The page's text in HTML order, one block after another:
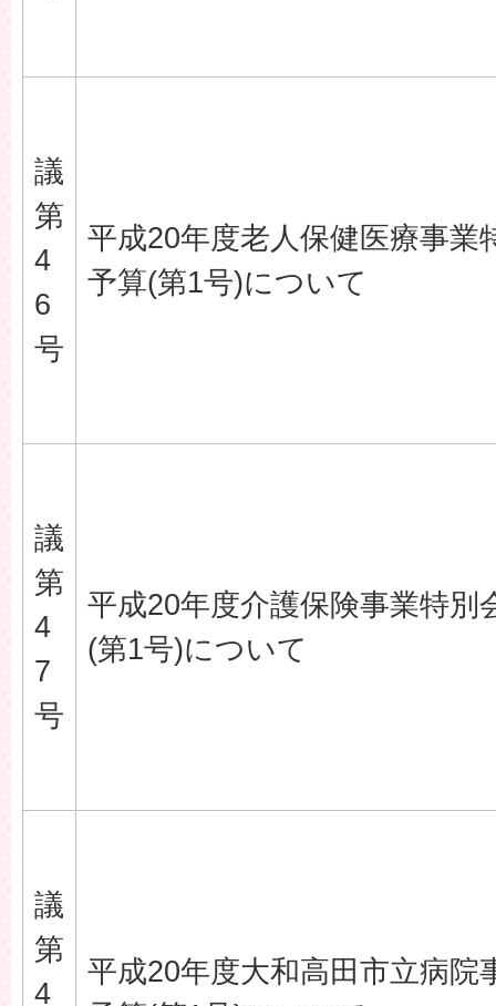
議
第
4
6
号
平成20年度老人保健医療事業
予算(第1号)について
議
第
4
7
号
平成20年度介護保険事業特別
(第1号)について
議
第
4
平成20年度大和高田市立病院